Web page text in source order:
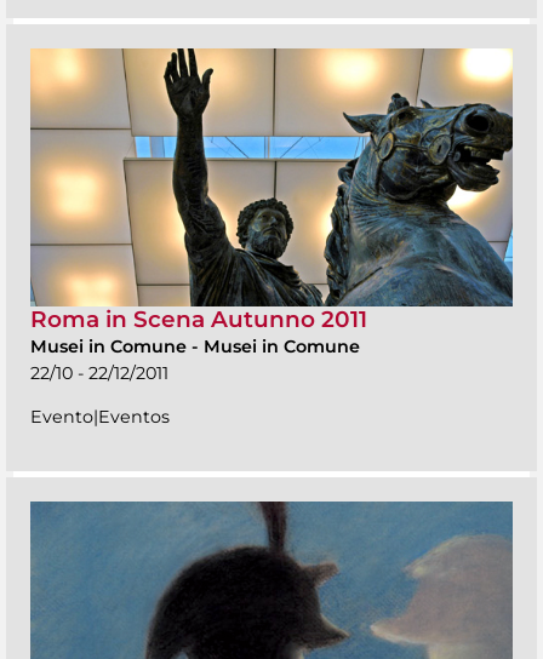
Roma in Scena Autunno 2011
Musei in Comune - Musei in Comune
22/10 - 22/12/2011
Evento|Eventos